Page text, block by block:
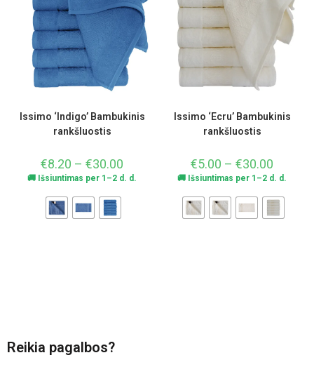
Issimo ‘Indigo’ Bambukinis
rankšluostis
€8.20 – €30.00
🚚 Išsiuntimas per 1–2 d. d.
Issimo ‘Ecru’ Bambukinis
rankšluostis
€5.00 – €30.00
🚚 Išsiuntimas per 1–2 d. d.
Reikia pagalbos?